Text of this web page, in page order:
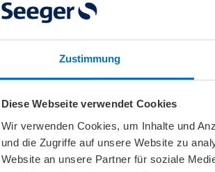
Zustimmung
Diese Webseite verwendet Cookies
Wir verwenden Cookies, um Inhalte und
und die Zugriffe auf unsere Website zu
Website an unsere Partner für soziale
Risikofaktoren: Warum
sind vielfältig und meist
steht einemechanische
, die zu einer Reizung oder
es zu dieser Überbeanspruchung?